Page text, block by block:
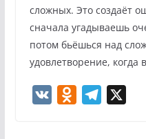
сложных. Это создаёт
сначала угадываешь
потом бьёшься над
удовлетворение, когда